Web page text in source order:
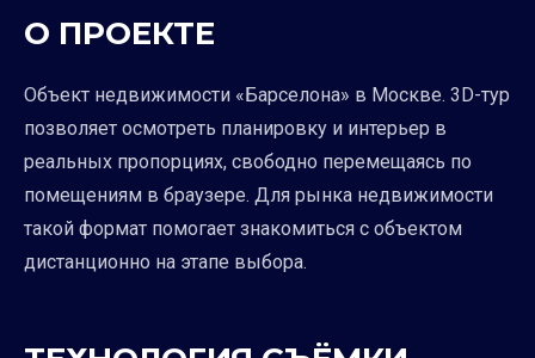
О ПРОЕКТЕ
Объект недвижимости «Барселона» в Москве. 3D-тур
позволяет осмотреть планировку и интерьер в
реальных пропорциях, свободно перемещаясь по
помещениям в браузере. Для рынка недвижимости
такой формат помогает знакомиться с объектом
дистанционно на этапе выбора.